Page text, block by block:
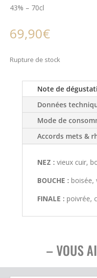
43% – 70cl
69,90€
Rupture de stock
Note de
Données
Mode de
Accords mets &
NEZ : vieux cuir,
BOUCHE : boisée,
FINALE : poivrée,
– VOUS